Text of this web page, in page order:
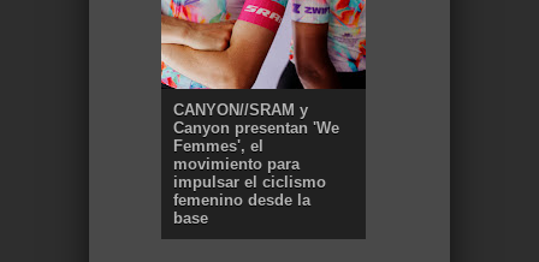
CANYON//SRAM y
Canyon presentan 'We
Femmes', el
movimiento para
impulsar el ciclismo
femenino desde la
base